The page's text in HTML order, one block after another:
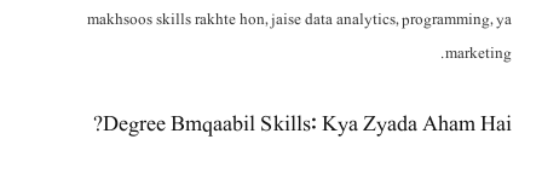
makhsoos skills rakhte hon, jaise data analytics, programming, ya
marketing.
Degree Bmqaabil Skills: Kya Zyada Aham Hai?